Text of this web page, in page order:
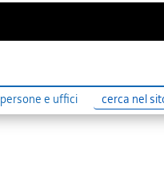
persone e uffici
Ricerca